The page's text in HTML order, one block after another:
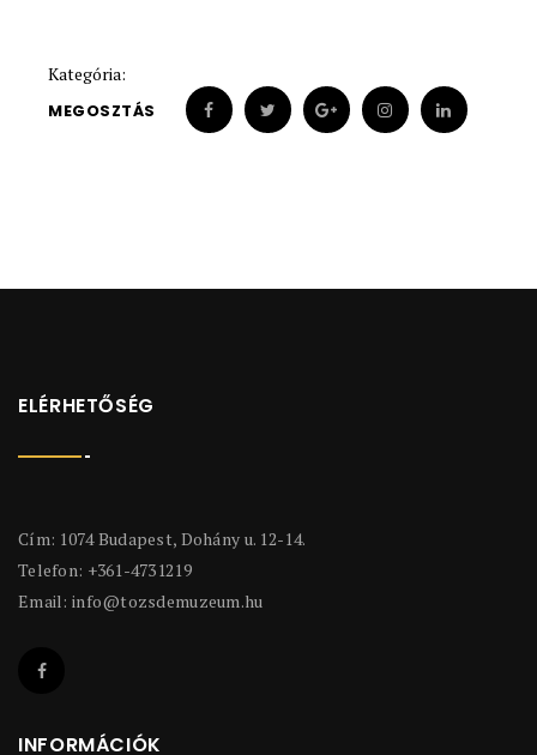
Kategória:
MEGOSZTÁS
ELÉRHETŐSÉG
Cím: 1074 Budapest, Dohány u. 12-14.
Telefon: +361-4731219
Email: info@tozsdemuzeum.hu
INFORMÁCIÓK